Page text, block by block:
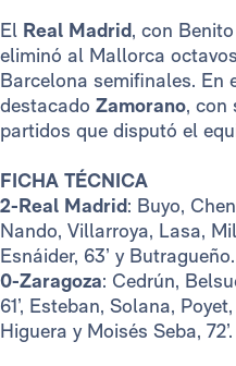
El Real Madrid, con Benito
eliminó al Mallorca
Barcelona semifinales. En
destacado Zamorano, con
partidos que disputó el
FICHA TÉCNICA
2-Real Madrid: Buyo,
Nando, Villarroya, Lasa,
Esnáider, 63’ y Butragueño.
0-Zaragoza: Cedrún,
61’, Esteban, Solana,
Higuera y Moisés Seba, 72’.